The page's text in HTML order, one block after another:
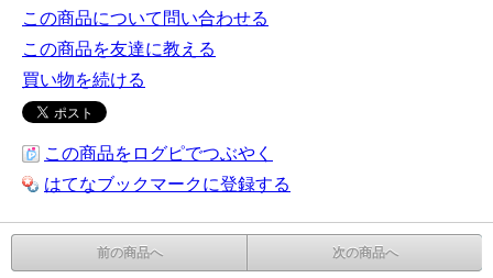
この商品について問い合わせる
この商品を友達に教える
買い物を続ける
この商品をログピでつぶやく
はてなブックマークに登録する
前の商品へ 次の商品へ